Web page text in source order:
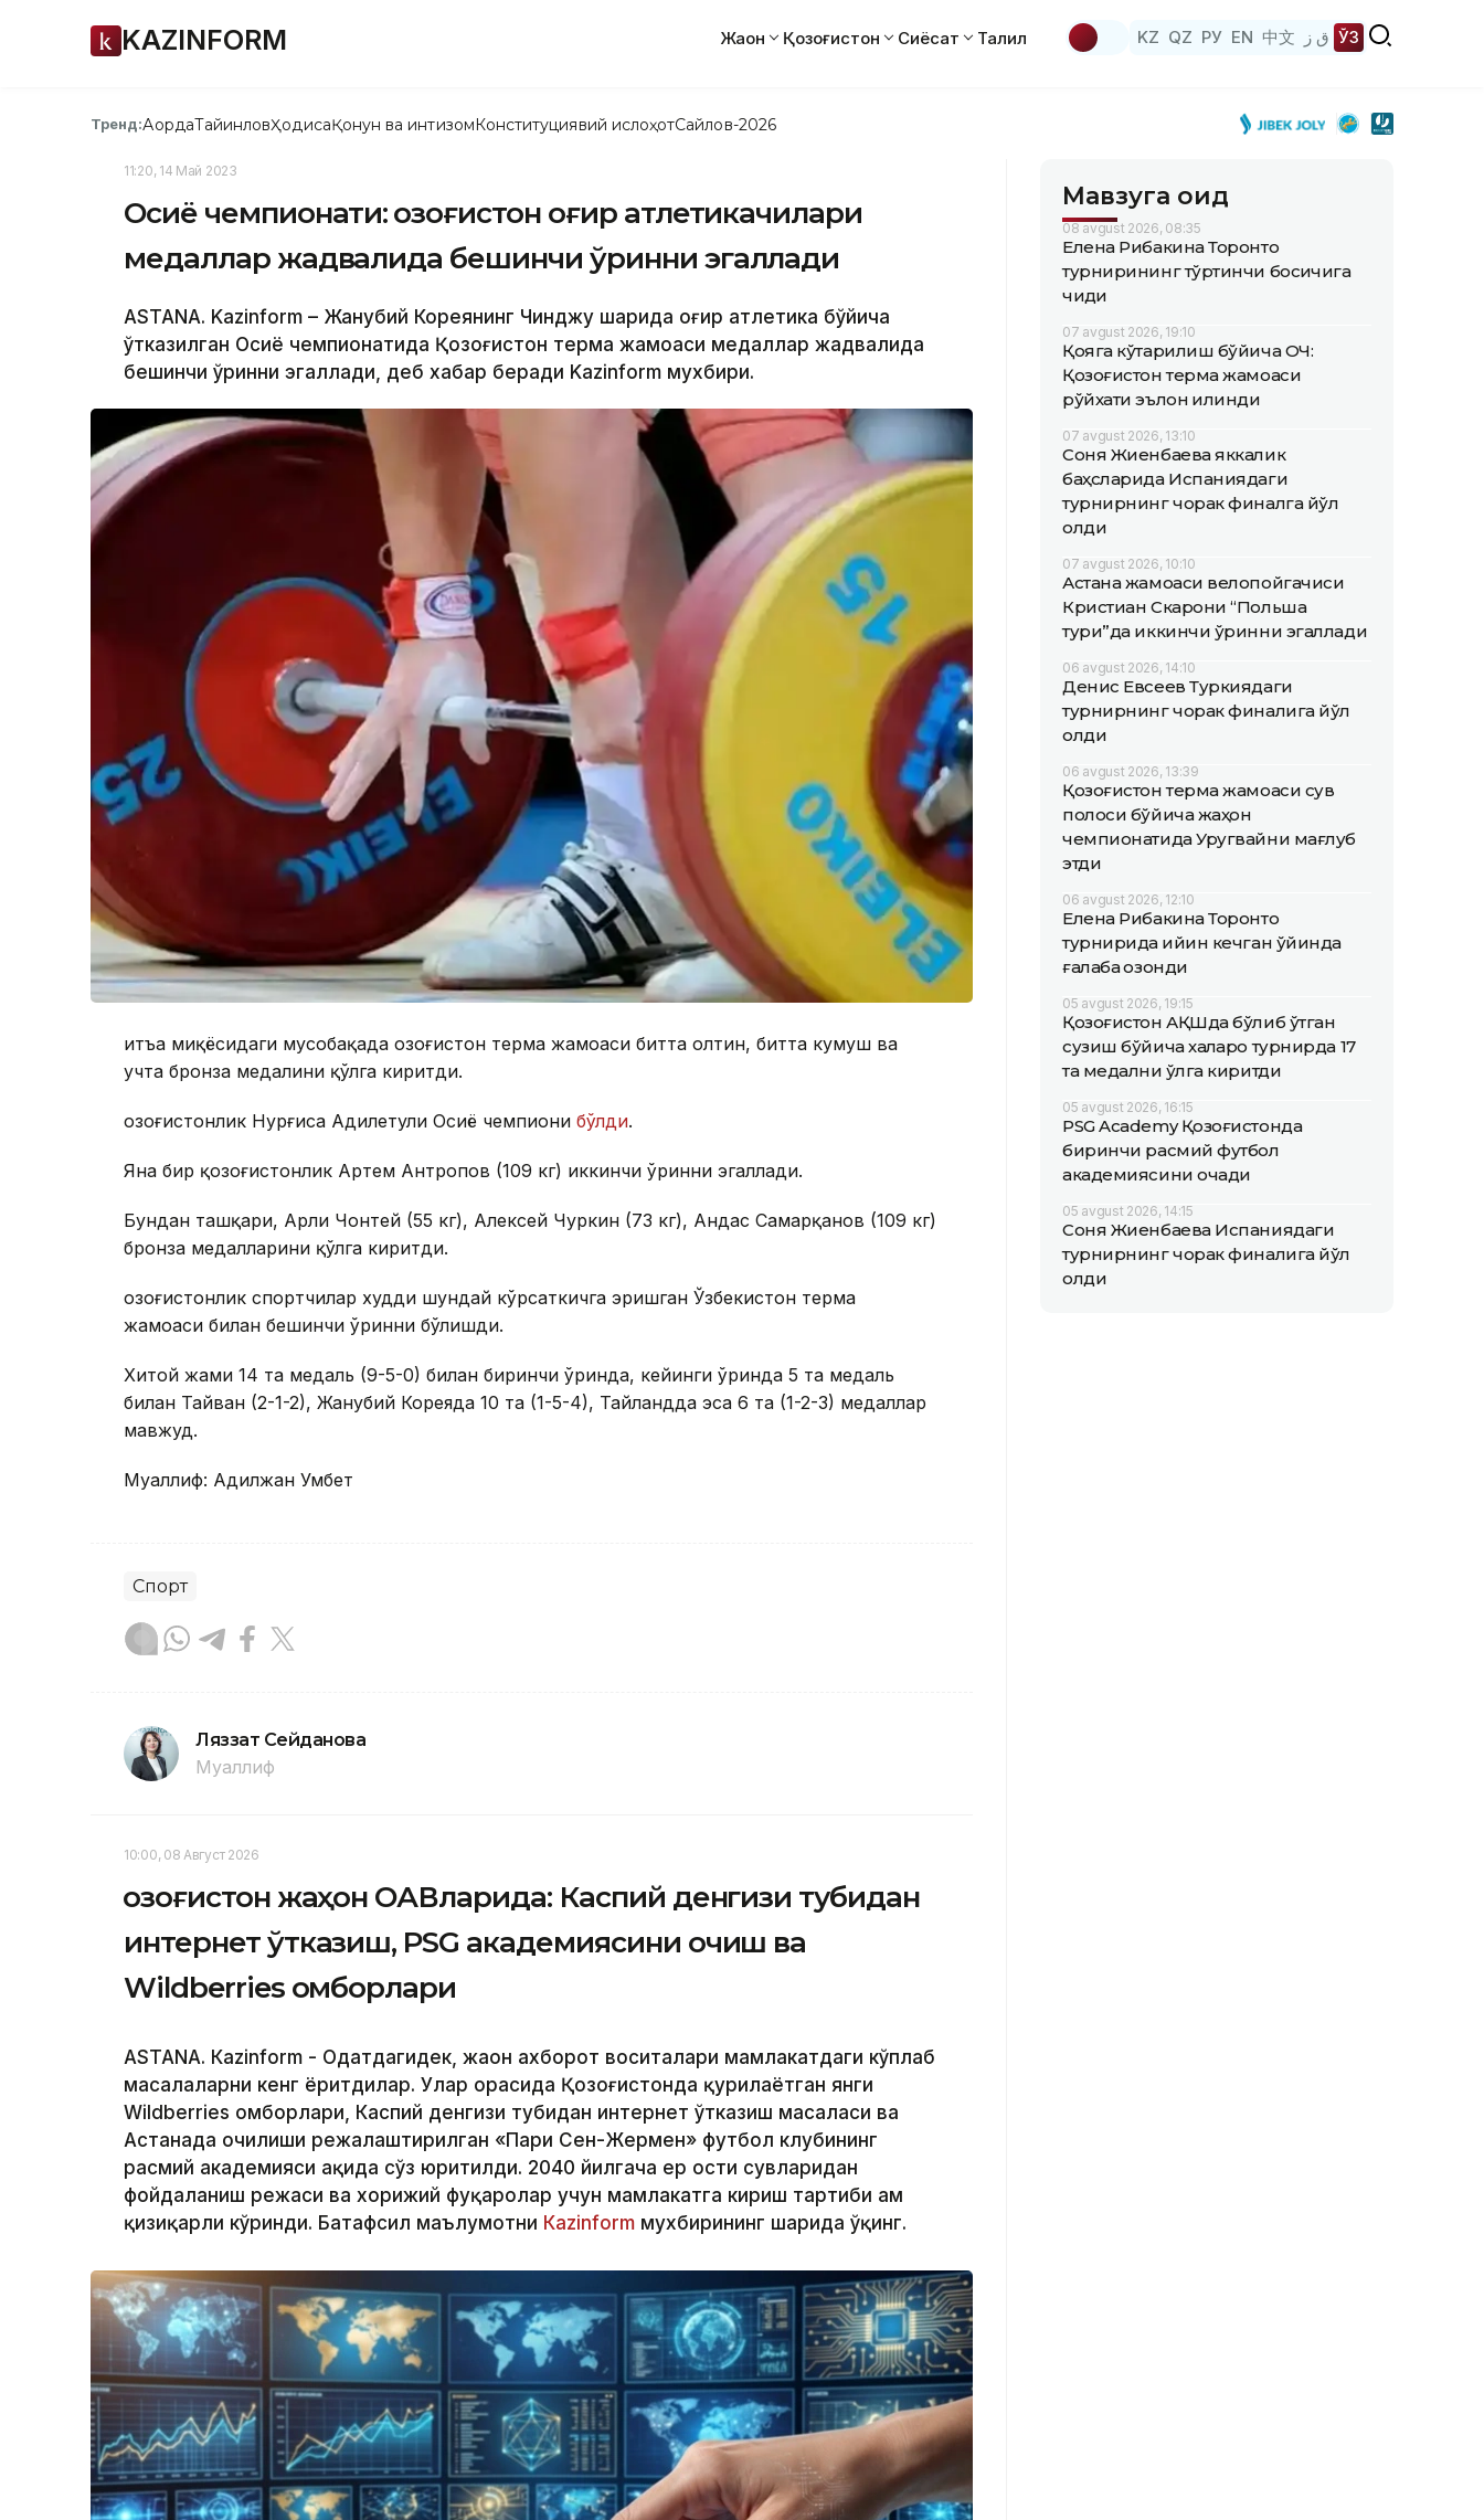
KAZINFORM Жаҳон Қозоғистон Сиёсат Таҳлил KZ QZ РУ EN 中文 ق ز ЎЗ
Тренд:АқордаТайинловҲодисаҚонун ва интизомКонституциявий ислоҳотСайлов-2026
11:20, 14 Май 2023
Осиё чемпионати: Қозоғистон оғир атлетикачилари
медаллар жадвалида бешинчи ўринни эгаллади
ASTANA. Kazinform – Жанубий Кореянинг Чинджу шаҳрида оғир атлетика бўйича
ўтказилган Осиё чемпионатида Қозоғистон терма жамоаси медаллар жадвалида
бешинчи ўринни эгаллади, деб хабар беради Kazinform мухбири.
Қитъа миқёсидаги мусобақада Қозоғистон терма жамоаси битта олтин, битта кумуш ва
учта бронза медалини қўлга киритди.
Қозоғистонлик Нурғиса Адилетули Осиё чемпиони бўлди.
Яна бир қозоғистонлик Артем Антропов (109 кг) иккинчи ўринни эгаллади.
Бундан ташқари, Арли Чонтей (55 кг), Алексей Чуркин (73 кг), Андас Самарқанов (109 кг)
бронза медалларини қўлга киритди.
Қозоғистонлик спортчилар худди шундай кўрсаткичга эришган Ўзбекистон терма
жамоаси билан бешинчи ўринни бўлишди.
Хитой жами 14 та медаль (9-5-0) билан биринчи ўринда, кейинги ўринда 5 та медаль
билан Тайван (2-1-2), Жанубий Кореяда 10 та (1-5-4), Тайландда эса 6 та (1-2-3) медаллар
мавжуд.
Муаллиф: Адилжан Умбет
Спорт
Ляззат Сейданова
Муаллиф
10:00, 08 Август 2026
Қозоғистон жаҳон ОАВларида: Каспий денгизи тубидан
интернет ўтказиш, PSG академиясини очиш ва
Wildberries омборлари
ASTANА. Кazinform - Одатдагидек, жаҳон ахборот воситалари мамлакатдаги кўплаб
масалаларни кенг ёритдилар. Улар орасида Қозоғистонда қурилаётган янги
Wildberries омборлари, Каспий денгизи тубидан интернет ўтказиш масаласи ва
Астанада очилиши режалаштирилган «Пари Сен-Жермен» футбол клубининг
расмий академияси ҳақида сўз юритилди. 2040 йилгача ер ости сувларидан
фойдаланиш режаси ва хорижий фуқаролар учун мамлакатга кириш тартиби ҳам
қизиқарли кўринди. Батафсил маълумотни Кazinform мухбирининг шарҳида ўқинг.
Мавзуга оид
08 avgust 2026, 08:35
Елена Рибакина Торонто
турнирининг тўртинчи босқичига
чиқди
07 avgust 2026, 19:10
Қояга кўтарилиш бўйича ОЧ:
Қозоғистон терма жамоаси
рўйхати эълон қилинди
07 avgust 2026, 13:10
Соня Жиенбаева яккалик
баҳсларида Испаниядаги
турнирнинг чорак финалга йўл
олди
07 avgust 2026, 10:10
Астана жамоаси велопойгачиси
Кристиан Скарони “Польша
тури”да иккинчи ўринни эгаллади
06 avgust 2026, 14:10
Денис Евсеев Туркиядаги
турнирнинг чорак финалига йўл
олди
06 avgust 2026, 13:39
Қозоғистон терма жамоаси сув
полоси бўйича жаҳон
чемпионатида Уругвайни мағлуб
этди
06 avgust 2026, 12:10
Елена Рибакина Торонто
турнирида қийин кечган ўйинда
ғалаба қозонди
05 avgust 2026, 19:15
Қозоғистон АҚШда бўлиб ўтган
сузиш бўйича халқаро турнирда 17
та медални қўлга киритди
05 avgust 2026, 16:15
PSG Academy Қозоғистонда
биринчи расмий футбол
академиясини очади
05 avgust 2026, 14:15
Соня Жиенбаева Испаниядаги
турнирнинг чорак финалига йўл
олди